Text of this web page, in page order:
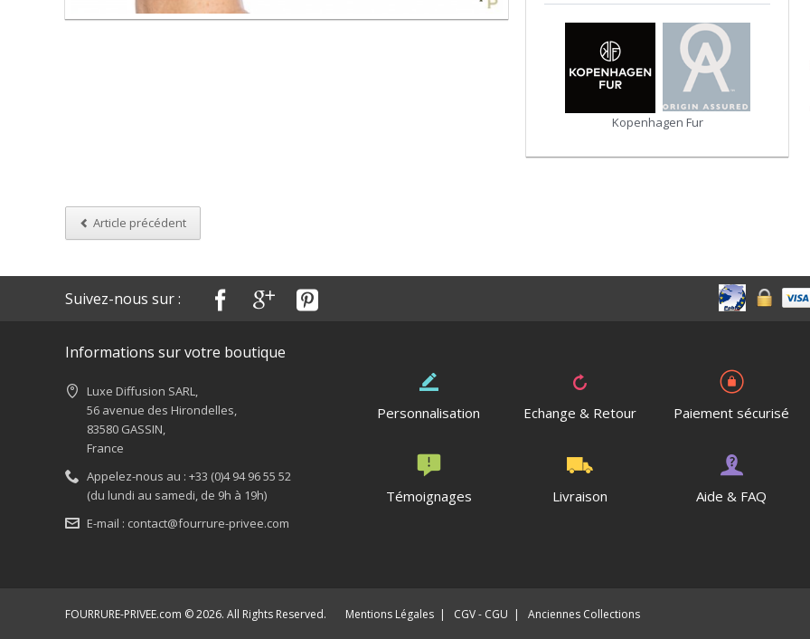
Kopenhagen Fur
Article précédent
Suivez-nous sur :
Informations sur votre boutique
Luxe Diffusion SARL,
56 avenue des Hirondelles,
83580 GASSIN,
France
Appelez-nous au :+33 (0)4 94 96 55 52
(du lundi au samedi, de 9h à 19h)
E-mail : contact@fourrure-privee.com
Personnalisation Echange & Retour Paiement sécurisé
Témoignages Livraison Aide & FAQ
FOURRURE-PRIVEE.com © 2026. All Rights Reserved. Mentions Légales | CGV - CGU | Anciennes Collections